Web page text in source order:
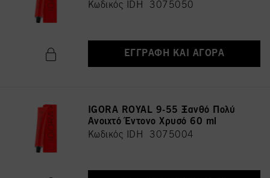
Κωδικός IDH 3075050
ΕΓΓΡΑΦΉ ΚΑΙ ΑΓΟΡΆ
IGORA ROYAL 9-55 Ξανθό Πολύ
Ανοιχτό Έντονο Χρυσό 60 ml
Κωδικός IDH 3075004